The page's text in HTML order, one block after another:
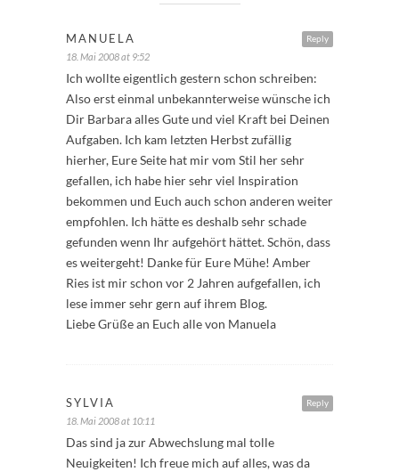
Reply
MANUELA
18. Mai 2008 at 9:52
Ich wollte eigentlich gestern schon schreiben:
Also erst einmal unbekannterweise wünsche ich
Dir Barbara alles Gute und viel Kraft bei Deinen
Aufgaben. Ich kam letzten Herbst zufällig
hierher, Eure Seite hat mir vom Stil her sehr
gefallen, ich habe hier sehr viel Inspiration
bekommen und Euch auch schon anderen weiter
empfohlen. Ich hätte es deshalb sehr schade
gefunden wenn Ihr aufgehört hättet. Schön, dass
es weitergeht! Danke für Eure Mühe! Amber
Ries ist mir schon vor 2 Jahren aufgefallen, ich
lese immer sehr gern auf ihrem Blog.
Liebe Grüße an Euch alle von Manuela
Reply
SYLVIA
18. Mai 2008 at 10:11
Das sind ja zur Abwechslung mal tolle
Neuigkeiten! Ich freue mich auf alles, was da